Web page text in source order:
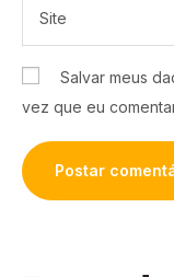
Salvar meus
vez que eu